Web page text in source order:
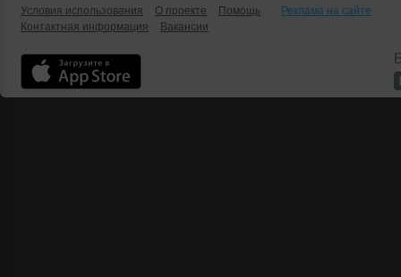
Условия использования
О проекте Помощь
Реклама на сайте
Контактная информация
Вакансии